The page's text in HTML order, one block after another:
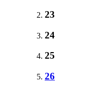
23
24
25
26